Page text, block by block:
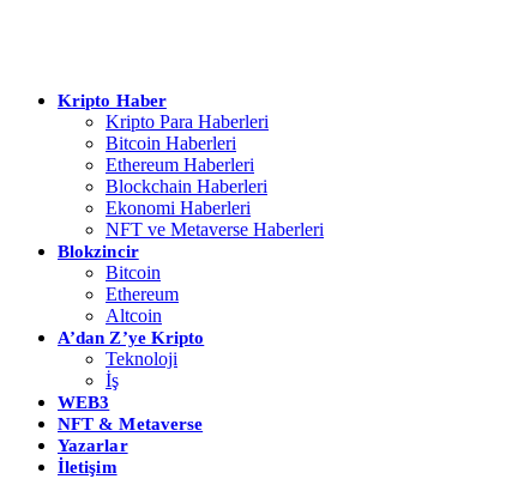
Kripto Haber
Kripto Para Haberleri
Bitcoin Haberleri
Ethereum Haberleri
Blockchain Haberleri
Ekonomi Haberleri
NFT ve Metaverse Haberleri
Blokzincir
Bitcoin
Ethereum
Altcoin
A’dan Z’ye Kripto
Teknoloji
İş
WEB3
NFT & Metaverse
Yazarlar
İletişim